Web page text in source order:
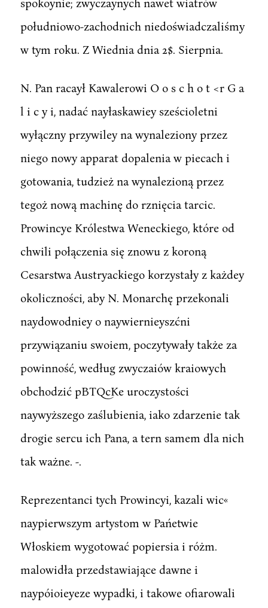
południowo-zachodnich niedoświadczaliśmy
w tym roku. Z Wiednia dnia 2$. Sierpnia.
N. Pan racaył Kawalerowi O o s c h o t <r G a
l i c y i, nadać nayłaskawiey sześcioletni
wyłączny przywiley na wynaleziony przez
niego nowy apparat dopalenia w piecach i
gotowania, tudzież na wynalezioną przez
tegoż nową machinę do rznięcia tarcic.
Prowincye Królestwa Weneckiego, które od
chwili połączenia się znowu z koroną
Cesarstwa Austryackiego korzystały z każdey
okoliczności, aby N. Monarchę przekonali
naydowodniey o naywiernieyszćni
przywiązaniu swoiem, poczytywały także za
powinność, według zwyczaiów kraiowych
obchodzić pBTQcKe uroczystości
naywyższego zaślubienia, iako zdarzenie tak
drogie sercu ich Pana, a tern samem dla nich
tak ważne. -.
Reprezentanci tych Prowincyi, kazali wic«
naypierwszym artystom w Pańetwie
Włoskiem wygotować popiersia i różm.
malowidła przedstawiające dawne i
naypóioieyeze wypadki, i takowe ofiarowali